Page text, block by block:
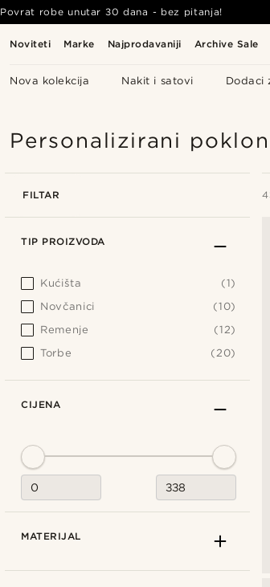
Noviteti Marke Najprodavaniji Archive Sale
Nova kolekcija Nakit i satovi Dodaci
Povrat robe unutar 30 dana - bez pitanja!
Personalizirani
FILTAR
TIP PROIZVODA
Kućišta
(1)
Novčanici
(10)
Remenje
(12)
Torbe
(20)
CIJENA
MATERIJAL